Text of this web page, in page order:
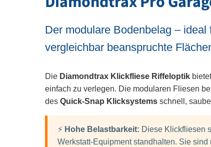
Der modulare Bodenbelag –
vergleichbar beanspruchte
Die Diamondtrax Klickfliese Riffeloptik
einfach zu verlegen. Die modularen Fliesen
des Quick-Snap Klicksystems schnell,
⚡ Hohe Belastbarkeit: Diese Klickfliesen
Werkstatt-Equipment standhalten. Sie